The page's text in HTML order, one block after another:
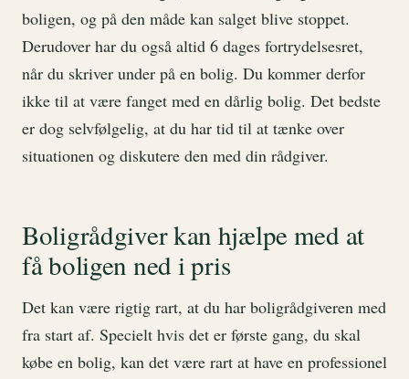
boligen, og på den måde kan salget blive stoppet.
Derudover har du også altid 6 dages fortrydelsesret,
når du skriver under på en bolig. Du kommer derfor
ikke til at være fanget med en dårlig bolig. Det bedste
er dog selvfølgelig, at du har tid til at tænke over
situationen og diskutere den med din rådgiver.
Boligrådgiver kan hjælpe med at
få boligen ned i pris
Det kan være rigtig rart, at du har boligrådgiveren med
fra start af. Specielt hvis det er første gang, du skal
købe en bolig, kan det være rart at have en professionel